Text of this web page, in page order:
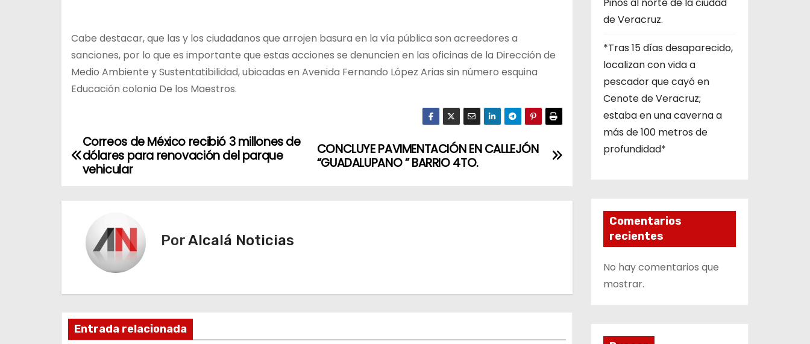
Cabe destacar, que las y los ciudadanos que arrojen basura en la vía pública son acreedores a
sanciones, por lo que es importante que estas acciones se denuncien en las oficinas de la Dirección de
Medio Ambiente y Sustentatibilidad, ubicadas en Avenida Fernando López Arias sin número esquina
Educación colonia De los Maestros.
N
v
c
i
CONCLUYE PAVIMENTACIÓN EN CALLEJÓN
“GUADALUPANO ” BARRIO 4TO.
Correos de México recibió 3 millones de
dólares para renovación del parque
vehicular
PorAlcalá Noticias
Entrada relacionada
de Veracruz.
*Tras 15 días desaparecido,
localizan con vida a
pescador que cayó en
Cenote de Veracruz;
estaba en una caverna a
más de 100 metros de
profundidad*
Comentarios
recientes
No hay comentarios que
mostrar.